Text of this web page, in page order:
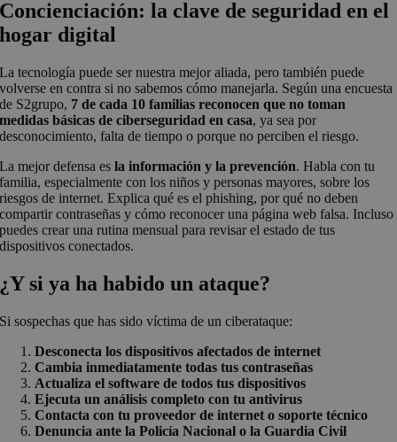
Concienciación: la clave de seguridad en el
hogar digital
La tecnología puede ser nuestra mejor aliada, pero también puede
volverse en contra si no sabemos cómo manejarla. Según una encuesta
de S2grupo, 7 de cada 10 familias reconocen que no toman
medidas básicas de ciberseguridad en casa, ya sea por
desconocimiento, falta de tiempo o porque no perciben el riesgo.
La mejor defensa esla información y la prevención. Habla con tu
familia, especialmente con los niños y personas mayores, sobre los
riesgos de internet. Explica qué es el phishing, por qué no deben
compartir contraseñas y cómo reconocer una página web falsa. Incluso
puedes crear una rutina mensual para revisar el estado de tus
dispositivos conectados.
¿Y si ya ha habido un ataque?
Si sospechas que has sido víctima de un ciberataque:
Desconecta los dispositivos afectados de internet
Cambia inmediatamente todas tus contraseñas
Actualiza el software de todos tus dispositivos
Ejecuta un análisis completo con tu antivirus
Contacta con tu proveedor de internet o soporte técnico
Denuncia ante la Policía Nacional o la Guardia Civil